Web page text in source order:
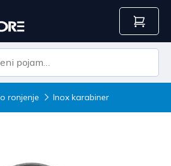
ronjenje Inox karabiner